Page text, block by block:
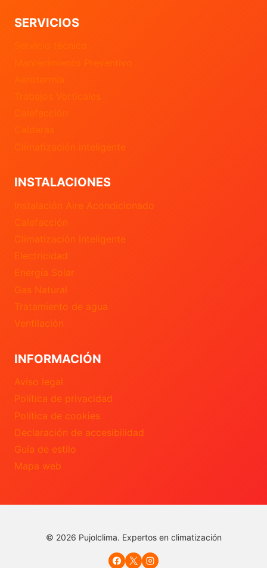
SERVICIOS
Mantenimiento Preventivo
Trabajos Verticales
Calefacción
Calderas
Climatización inteligente
INSTALACIONES
Instalación Aire Acondicionado
Calefacción
Climatización inteligente
Electricidad
Energía Solar
Gas Natural
Tratamiento de agua
Ventilación
INFORMACIÓN
Aviso legal
Política de privacidad
Política de cookies
Declaración de accesibilidad
Guía de estilo
Mapa web
© 2026 Pujolclima. Expertos en climatización